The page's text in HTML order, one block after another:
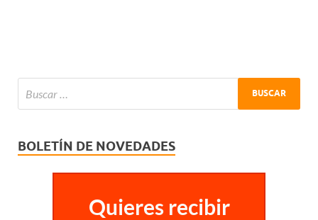
BOLETÍN DE NOVEDADES
Quieres recibir